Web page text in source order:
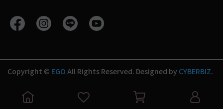
Copyright © EGO All Rights Reserved. Designed by CYBERBIZ.